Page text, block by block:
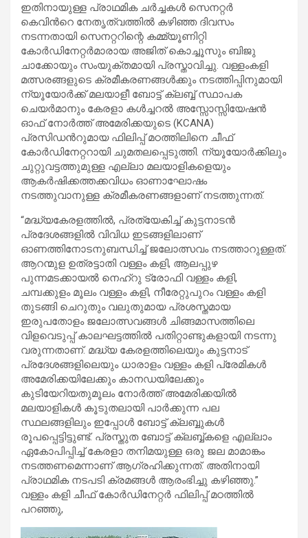
ഇതിനായുള്ള പ്രാഥമിക ചർച്ചകൾ സെനറ്റർ
കെവിൻറെ നേതൃത്വത്തിൽ കഴിഞ്ഞ ദിവസം
നടന്നതായി സെനറ്ററിന്റെ കമ്മ്യൂണിറ്റി
കോർഡിനേറ്റർമാരായ അജിത് കൊച്ചൂസും ബിജു
ചാക്കോയും സംയുക്തമായി പ്രസ്താവിച്ചു. വള്ളംകളി
മത്സരങ്ങളുടെ ക്രമീകരണങ്ങൾക്കും നടത്തിപ്പിനുമായി
ന്യൂയോർക്ക് മലയാളീ ബോട്ട് ക്ലബ്ബ് സ്ഥാപക
ചെയർമാനും കേരളാ കൾച്ചറൽ അസ്സോസ്സിയേഷൻ
ഓഫ് നോർത്ത് അമേരിക്കയുടെ (KCANA)
പ്രസിഡൻറുമായ ഫിലിപ്പ് മഠത്തിലിനെ ചീഫ്
കോർഡിനേറ്ററായി ചുമതലപ്പെടുത്തി. ന്യൂയോർക്കിലും
ചുറ്റുവട്ടത്തുമുള്ള എല്ലാ മലയാളികളെയും
ആകർഷിക്കത്തക്കവിധം ഓണാഘോഷം
നടത്തുവാനുള്ള ക്രമീകരണങ്ങളാണ് നടത്തുന്നത്.
“മദ്ധ്യകേരളത്തിൽ, പ്രത്യേകിച്ച് കുട്ടനാടൻ
പ്രദേശങ്ങളിൽ വിവിധ ഇടങ്ങളിലാണ്
ഓണത്തിനോടനുബന്ധിച്ച് ജലോത്സവം നടത്താറുള്ളത്.
ആറന്മുള ഉത്രട്ടാതി വള്ളം കളി, ആലപ്പുഴ
പുന്നമടക്കായൽ നെഹ്‌റു ട്രോഫി വള്ളം കളി,
ചമ്പക്കുളം മൂലം വള്ളം കളി, നീരേറ്റുപുറം വള്ളം കളി
തുടങ്ങി ചെറുതും വലുതുമായ പ്രശസ്തമായ
ഇരുപതോളം ജലോത്സവങ്ങൾ ചിങ്ങമാസത്തിലെ
വിളവെടുപ്പ് കാലഘട്ടത്തിൽ പതിറ്റാണ്ടുകളായി നടന്നു
വരുന്നതാണ്. മദ്ധ്യ കേരളത്തിലെയും കുട്ടനാട്
പ്രദേശങ്ങളിലെയും ധാരാളം വള്ളം കളി പ്രേമികൾ
അമേരിക്കയിലേക്കും കാനഡയിലേക്കും
കുടിയേറിയതുമൂലം നോർത്ത് അമേരിക്കയിൽ
മലയാളികൾ കൂടുതലായി പാർക്കുന്ന പല
സ്ഥലങ്ങളിലും ഇപ്പോൾ ബോട്ട് ക്ലബ്ബുകൾ
രൂപപ്പെട്ടിട്ടുണ്ട്. പ്രസ്തുത ബോട്ട് ക്ലബ്ബ്കളെ എല്ലാം
ഏകോപിപ്പിച്ച് കേരളാ തനിമയുള്ള ഒരു ജല മാമാങ്കം
നടത്തണമെന്നാണ് ആഗ്രഹിക്കുന്നത്. അതിനായി
പ്രാഥമിക നടപടി ക്രമങ്ങൾ ആരംഭിച്ചു കഴിഞ്ഞു.”
വള്ളം കളി ചീഫ് കോർഡിനേറ്റർ ഫിലിപ്പ് മഠത്തിൽ
പറഞ്ഞു,